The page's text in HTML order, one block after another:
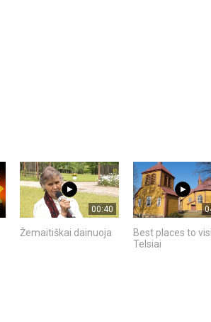
00:40
Žemaitiškai dainuoja
Best places to
Telsiai